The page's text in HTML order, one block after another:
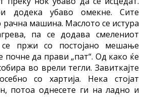
додека убаво омекне. Сите
рачна машина. Маслото се истура
па се додава смелениот
се пржи со постојано мешање
да прави „пат“. Од како ќе
во врели тегли. Завиткајте
со хартија. Нека стојат
потоа однесете ги на ладно и